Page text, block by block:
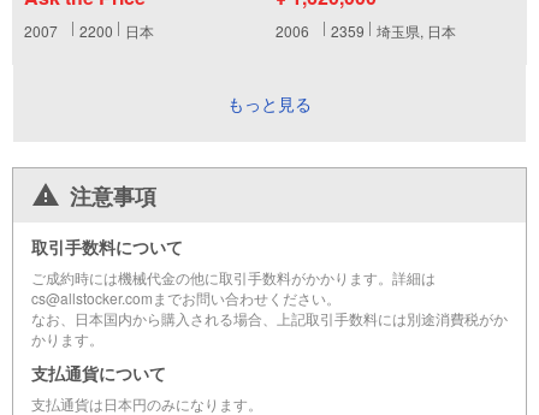
2007 2200 日本 2006 2359 埼玉県, 日本
もっと見る
注意事項
取引手数料について
ご成約時には機械代金の他に取引手数料がかかります。詳細は
cs@allstocker.comまでお問い合わせください。
なお、日本国内から購入される場合、上記取引手数料には別途消費税がか
かります。
支払通貨について
支払通貨は日本円のみになります。